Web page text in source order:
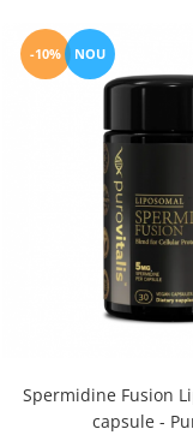
-10% NOU
Spermidine Fusion
capsule -